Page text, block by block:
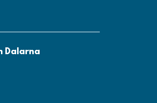
Dalarna